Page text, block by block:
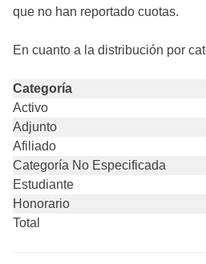
que no han reportado cuotas.
En cuanto a la distribución por
Categoría
Activo
Adjunto
Afiliado
Categoría No Especificada
Estudiante
Honorario
Total